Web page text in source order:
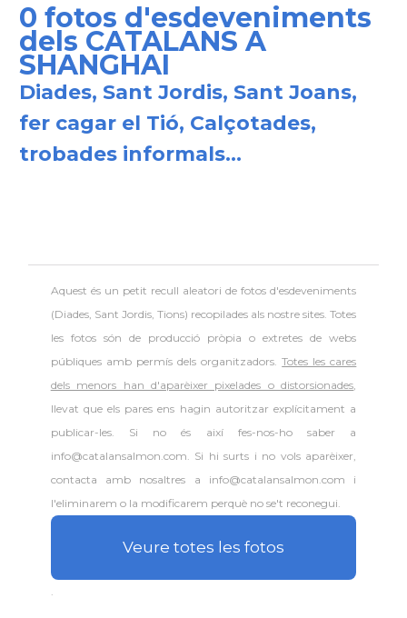
0 fotos d'esdeveniments
dels CATALANS A
SHANGHAI
Diades, Sant Jordis, Sant Joans,
fer cagar el Tió, Calçotades,
trobades informals...
Aquest és un petit recull aleatori defotos d'esdeveniments
(Diades, Sant Jordis, Tions) recopilades als nostre sites. Totes
les fotos són de producció pròpia o extretes de webs
públiques amb permís dels organitzadors.Totes les cares
dels menors han d'aparèixer pixelades o distorsionades,
llevat que els pares ens hagin autoritzar explícitament a
publicar-les. Si no és així fes-nos-ho saber a
info@catalansalmon.com. Si hi surts i no vols aparèixer,
contacta amb nosaltres a info@catalansalmon.com i
l'eliminarem o la modificarem perquè no se't reconegui.
Veure totes les fotos